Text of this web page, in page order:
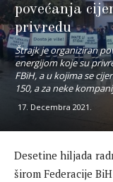
povećanja
privredu
Štrajk je organiziran
energijom koje su
FBiH, a u kojima se
150, a za neke
17. Decembra 2021.
Desetine hiljada
širom Federacije